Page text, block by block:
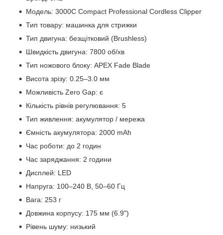
Модель: 3000C Compact Professional Cordless Clipper
Тип товару: машинка для стрижки
Тип двигуна: безщітковий (Brushless)
Швидкість двигуна: 7800 об/хв
Тип ножового блоку: APEX Fade Blade
Висота зрізу: 0.25–3.0 мм
Можливість Zero Gap: є
Кількість рівнів регулювання: 5
Тип живлення: акумулятор / мережа
Ємність акумулятора: 2000 mAh
Час роботи: до 2 годин
Час заряджання: 2 години
Дисплей: LED
Напруга: 100–240 В, 50–60 Гц
Вага: 253 г
Довжина корпусу: 175 мм (6.9")
Рівень шуму: низький